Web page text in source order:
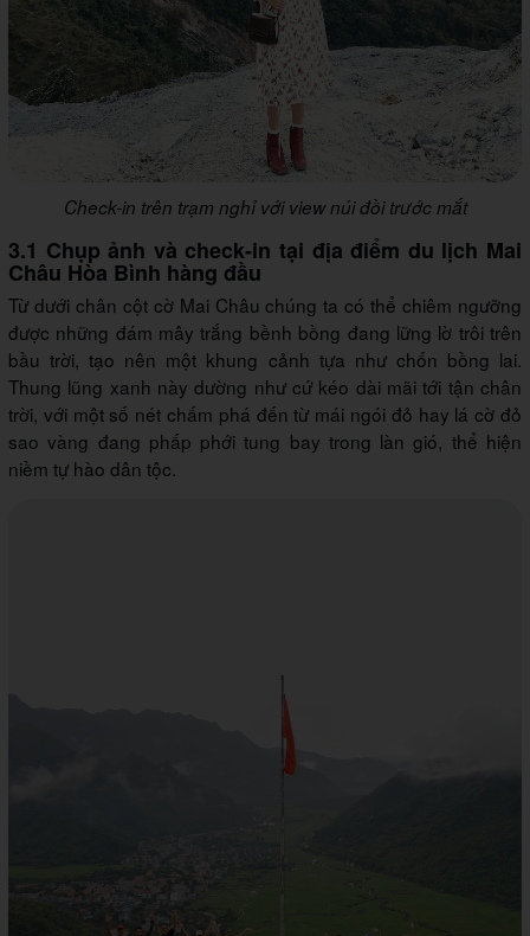
Check-in trên trạm nghỉ với view núi đồi trước mắt
3.1 Chụp ảnh và check-in tại địa điểm du lịch Mai
Châu Hòa Bình hàng đầu
Từ dưới chân cột cờ Mai Châu chúng ta có thể chiêm ngưỡng
được những đám mây trắng bềnh bồng đang lững lờ trôi trên
bầu trời, tạo nên một khung cảnh tựa như chốn bồng lai.
Thung lũng xanh này dường như cứ kéo dài mãi tới tận chân
trời, với một số nét chấm phá đến từ mái ngói đỏ hay lá cờ đỏ
sao vàng đang phấp phới tung bay trong làn gió, thể hiện
niềm tự hào dân tộc.